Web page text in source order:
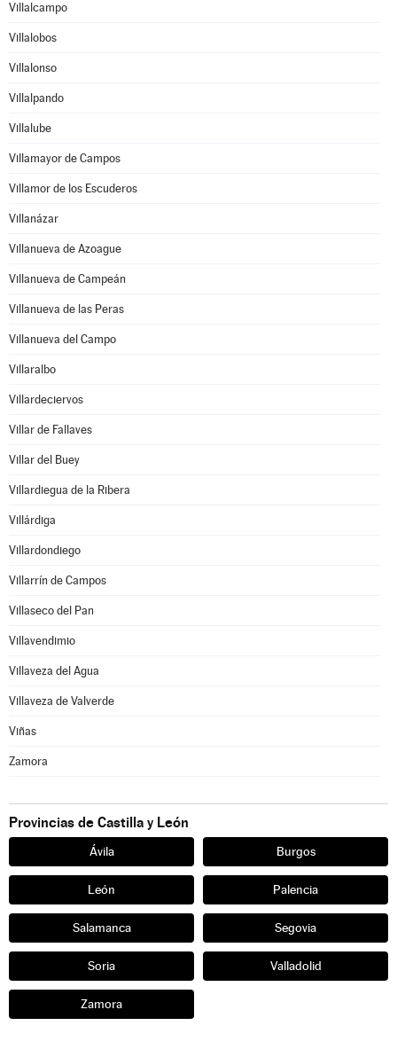
Villalcampo
Villalobos
Villalonso
Villalpando
Villalube
Villamayor de Campos
Villamor de los Escuderos
Villanázar
Villanueva de Azoague
Villanueva de Campeán
Villanueva de las Peras
Villanueva del Campo
Villaralbo
Villardeciervos
Villar de Fallaves
Villar del Buey
Villardiegua de la Ribera
Villárdiga
Villardondiego
Villarrín de Campos
Villaseco del Pan
Villavendimio
Villaveza del Agua
Villaveza de Valverde
Viñas
Zamora
Provincias de Castilla y León
Ávila Burgos
León Palencia
Salamanca Segovia
Soria Valladolid
Zamora